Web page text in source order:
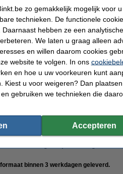
set whiteboard markers zwart/rood/blauw/groen
starterkit
dit artikel vragen wij u rekening te
binnen 3 werkdagen geleverd.
zo gemakkelijk mogelijk voor
technieken. De functionele
hebben ze een
We laten u graag alleen
en willen daarom cookies
website te volgen. In ons
en hoe u uw voorkeuren kunt
Kiest u voor weigeren? Dan
gebruiken we technieken die
Accepteren